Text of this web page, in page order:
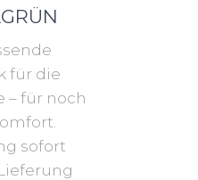
für die
– für noch
sofort